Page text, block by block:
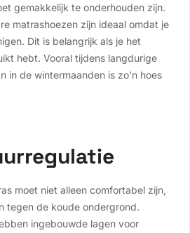
gemakkelijk te onderhouden zijn.
matrashoezen zijn ideaal omdat je
Dit is belangrijk als je het
hebt. Vooral tijdens langdurige
in de wintermaanden is zo’n hoes
moet niet alleen comfortabel zijn,
tegen de koude ondergrond.
ingebouwde lagen voor